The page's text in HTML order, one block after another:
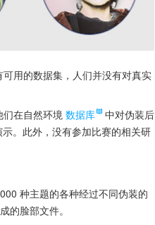
用的数据集，人们并没有对真实
在自然环境 数据库
中对伪装后
。此外，没有参加比赛的相关研
种主题的各种经过不同伪装的
的脸部文件。